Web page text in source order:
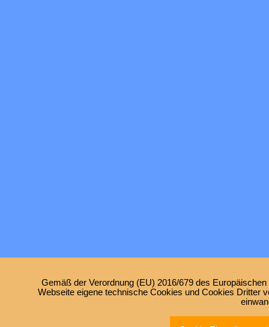
Gemäß der Verordnung (EU) 2016/679 des
Webseite eigene technische Cookies und Cookies Dritter